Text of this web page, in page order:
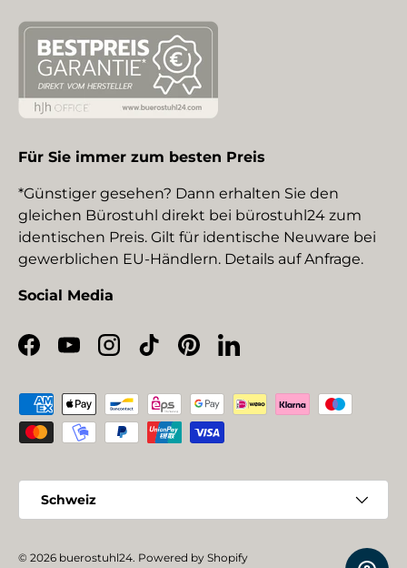
Für Sie immer zum besten Preis
*Günstiger gesehen? Dann erhalten Sie den
gleichen Bürostuhl direkt bei bürostuhl24 zum
identischen Preis. Gilt für identische Neuware bei
gewerblichen EU-Händlern. Details auf Anfrage.
Social Media
Facebook
YouTubeInstagram
TikTokPinterestLinkedIn
Zahlungsmethoden
Schweiz
© 2026 buerostuhl24. Powered by Shopify